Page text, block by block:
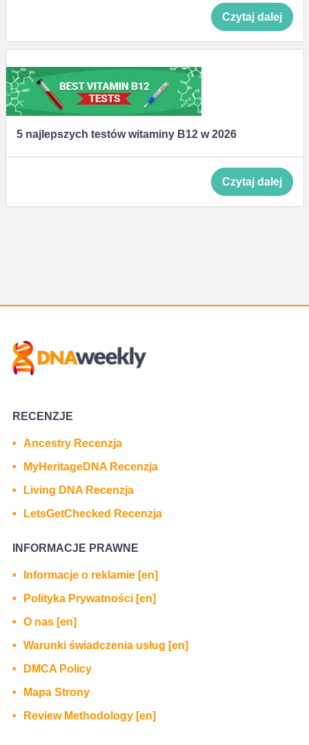
Czytaj dalej
5 najlepszych testów witaminy B12 w 2026
Czytaj dalej
RECENZJE
Ancestry Recenzja
MyHeritageDNA Recenzja
Living DNA Recenzja
LetsGetChecked Recenzja
INFORMACJE PRAWNE
Informacje o reklamie [en]
Polityka Prywatności [en]
O nas [en]
Warunki świadczenia usług [en]
DMCA Policy
Mapa Strony
Review Methodology [en]